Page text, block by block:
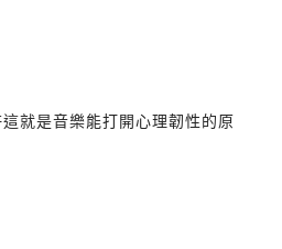
就是音樂能打開心理韌性的原